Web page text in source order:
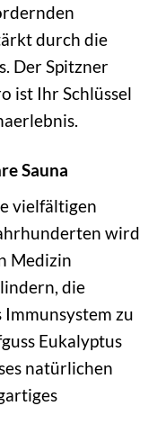
durch die
Der Spitzner
ist Ihr Schlüssel
Sauna
vielfältigen
wird
Medizin
die
zu
Eukalyptus
natürlichen